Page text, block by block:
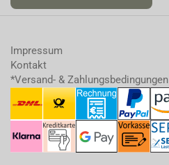
Impressum
Kontakt
*Versand- & Zahlungsbedingungen